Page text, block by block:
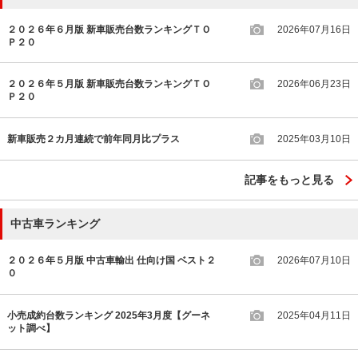
２０２６年６月版 新車販売台数ランキングＴＯ
Ｐ２０
2026年07月16日
２０２６年５月版 新車販売台数ランキングＴＯ
Ｐ２０
2026年06月23日
新車販売２カ月連続で前年同月比プラス 2025年03月10日
記事をもっと見る
中古車ランキング
２０２６年５月版 中古車輸出 仕向け国 ベスト２
０
2026年07月10日
小売成約台数ランキング 2025年3月度【グーネ
ット調べ】
2025年04月11日